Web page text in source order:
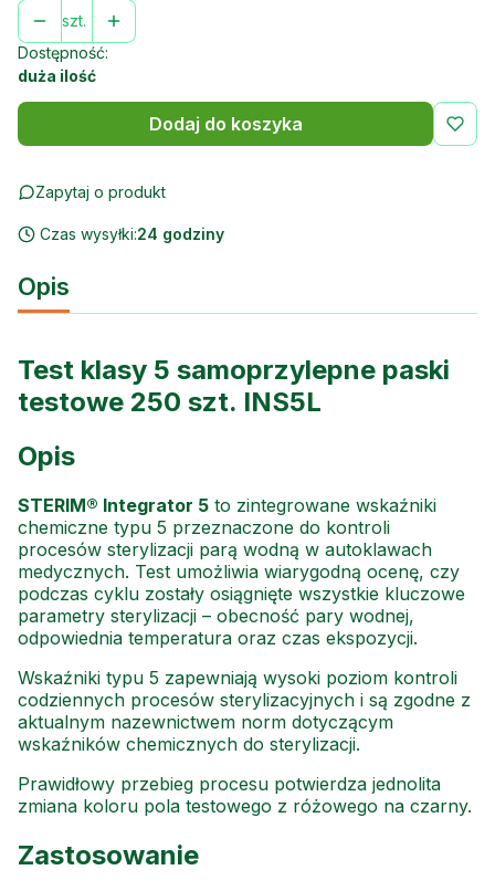
szt.
Dostępność:
duża ilość
Dodaj do koszyka
Zapytaj o produkt
Czas wysyłki:24 godziny
Opis
Test klasy 5 samoprzylepne paski
testowe 250 szt. INS5L
Opis
STERIM® Integrator 5 to zintegrowane wskaźniki
chemiczne typu 5 przeznaczone do kontroli
procesów sterylizacji parą wodną w autoklawach
medycznych. Test umożliwia wiarygodną ocenę, czy
podczas cyklu zostały osiągnięte wszystkie kluczowe
parametry sterylizacji – obecność pary wodnej,
odpowiednia temperatura oraz czas ekspozycji.
Wskaźniki typu 5 zapewniają wysoki poziom kontroli
codziennych procesów sterylizacyjnych i są zgodne z
aktualnym nazewnictwem norm dotyczącym
wskaźników chemicznych do sterylizacji.
Prawidłowy przebieg procesu potwierdza jednolita
zmiana koloru pola testowego z różowego na czarny.
Zastosowanie